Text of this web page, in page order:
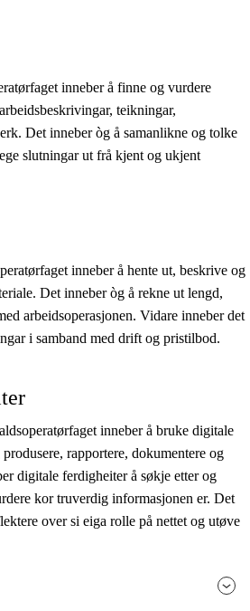
inneber å finne og vurdere
teikningar,
Det inneber òg å samanlikne og tolke
slutningar ut frå kjent og ukjent
inneber å hente ut, beskrive og
Det inneber òg å rekne ut lengd,
arbeidsoperasjonen. Vidare inneber det
i samband med drift og pristilbod.
inneber å bruke digitale
rapportere, dokumentere og
digitale ferdigheiter å søkje etter og
kor truverdig informasjonen er. Det
over si eiga rolle på nettet og utøve